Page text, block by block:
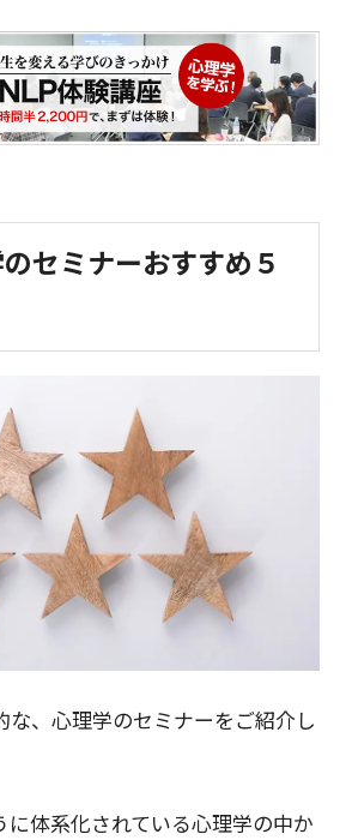
セミナーおすすめ５
な、心理学のセミナーをご紹介し
に体系化されている心理学の中か